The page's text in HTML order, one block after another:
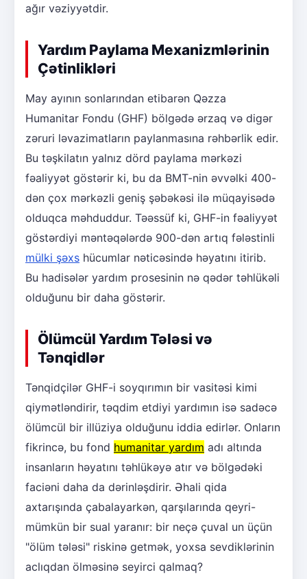
ağır vəziyyətdir.
Yardım Paylama Mexanizmlərinin
Çətinlikləri
May ayının sonlarından etibarən Qəzza
Humanitar Fondu (GHF) bölgədə ərzaq və digər
zəruri ləvazimatların paylanmasına rəhbərlik edir.
Bu təşkilatın yalnız dörd paylama mərkəzi
fəaliyyət göstərir ki, bu da BMT-nin əvvəlki 400-
dən çox mərkəzli geniş şəbəkəsi ilə müqayisədə
olduqca məhduddur. Təəssüf ki, GHF-in fəaliyyət
göstərdiyi məntəqələrdə 900-dən artıq fələstinli
mülki şəxs hücumlar nəticəsində həyatını itirib.
Bu hadisələr yardım prosesinin nə qədər təhlükəli
olduğunu bir daha göstərir.
Ölümcül Yardım Tələsi və
Tənqidlər
Tənqidçilər GHF-i soyqırımın bir vasitəsi kimi
qiymətləndirir, təqdim etdiyi yardımın isə sadəcə
ölümcül bir illüziya olduğunu iddia edirlər. Onların
fikrincə, bu fond humanitar yardım adı altında
insanların həyatını təhlükəyə atır və bölgədəki
faciəni daha da dərinləşdirir. Əhali qida
axtarışında çabalayarkən, qarşılarında qeyri-
mümkün bir sual yaranır: bir neçə çuval un üçün
"ölüm tələsi" riskinə getmək, yoxsa sevdiklərinin
aclıqdan ölməsinə seyirci qalmaq?